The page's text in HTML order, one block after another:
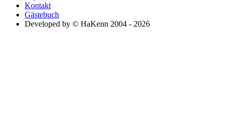
Kontakt
Gästebuch
Developed by © HaKenn 2004 - 2026